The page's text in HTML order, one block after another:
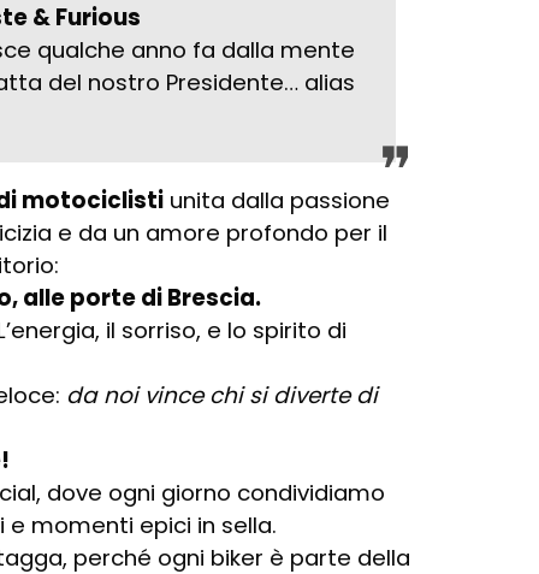
& Furious
qualche anno fa dalla mente
del nostro Presidente… alias
motociclisti unita dalla passione
e da un amore profondo per il
alle porte di Brescia.
il sorriso, e lo spirito di
da noi vince chi si diverte di
dove ogni giorno condividiamo
e momenti epici in sella.
perché ogni biker è parte della